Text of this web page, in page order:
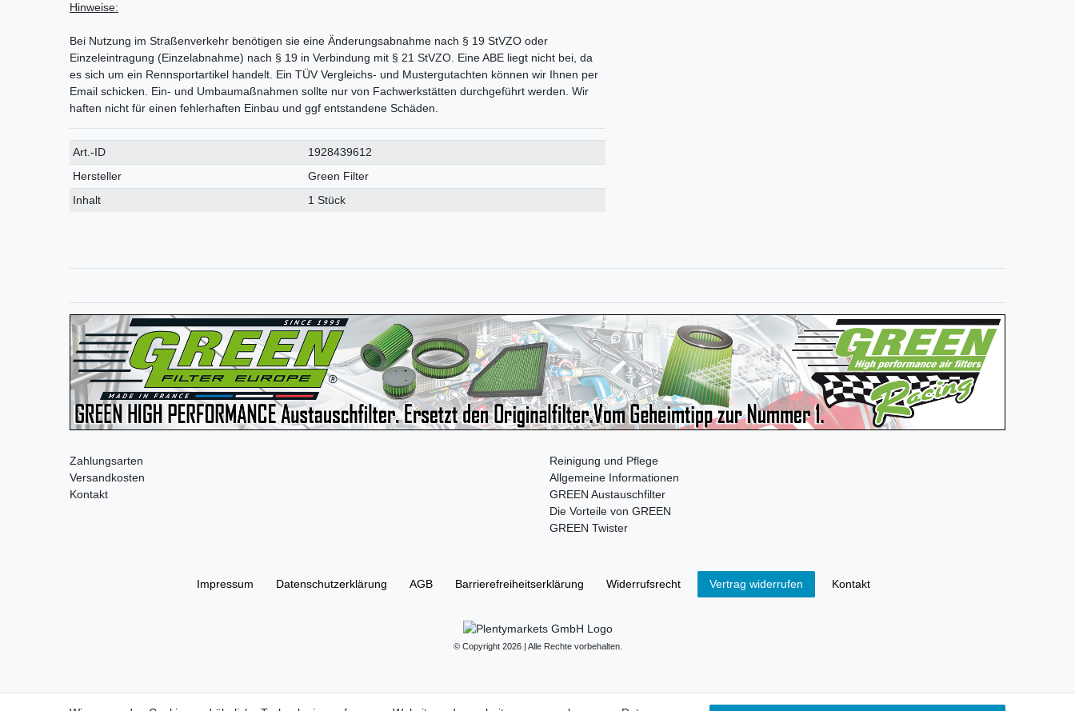
Hinweise:
Bei Nutzung im Straßenverkehr benötigen sie eine Änderungsabnahme nach § 19 StVZO oder
Einzeleintragung (Einzelabnahme) nach § 19 in Verbindung mit § 21 StVZO. Eine ABE liegt nicht bei, da
es sich um ein Rennsportartikel handelt. Ein TÜV Vergleichs- und Mustergutachten können wir Ihnen per
Email schicken. Ein- und Umbaumaßnahmen sollte nur von Fachwerkstätten durchgeführt werden. Wir
haften nicht für einen fehlerhaften Einbau und ggf entstandene Schäden.
Technisches
Merkmal
Wert
Art.-ID
1928439612
Hersteller
Green Filter
Inhalt
1 Stück
Zahlungsarten
Versandkosten
Kontakt
Reinigung und Pflege
Allgemeine Informationen
GREEN Austauschfilter
Die Vorteile von GREEN
GREEN Twister
Impressum Daten­schutz­erklärung AGB Barrierefreiheitserklärung Widerrufs­recht Vertrag widerrufen Kontakt
© Copyright 2026 | Alle Rechte vorbehalten.